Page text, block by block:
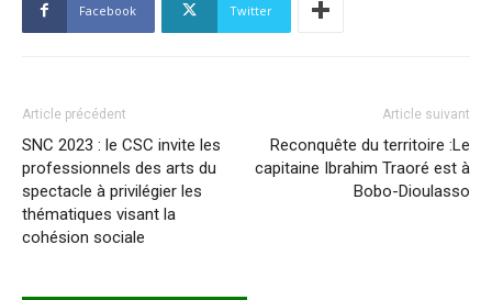
Facebook Twitter
Article précédent
SNC 2023 : le CSC invite les
professionnels des arts du
spectacle à privilégier les
thématiques visant la
cohésion sociale
Article suivant
Reconquête du territoire :Le
capitaine Ibrahim Traoré est à
Bobo-Dioulasso